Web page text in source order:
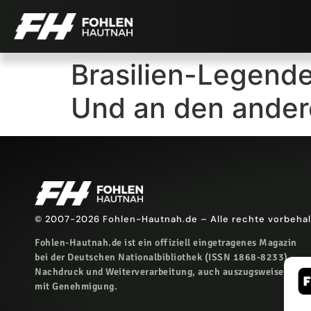
Brasilien-
Und an den
© 2007-2026 Fohlen-Hautnah.de – Alle rechte
Fohlen-Hautnah.de ist ein offiziell eingetragenes Magazin
bei der Deutschen Nationalbibliothek (ISSN 1868-8233).
Nachdruck und Weiterverarbeitung, auch auszugsweise, nur
mit Genehmigung.